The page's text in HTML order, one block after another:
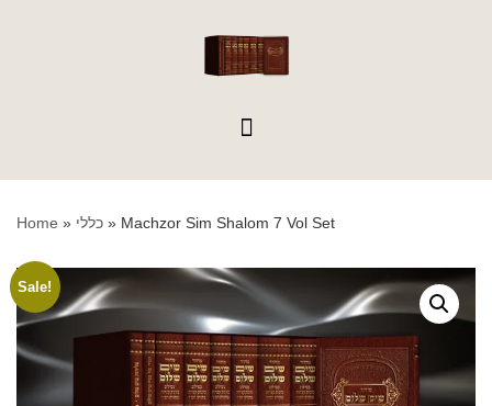
Home » כללי » Machzor Sim Shalom 7 Vol Set
Sale!